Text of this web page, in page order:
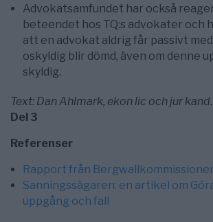
Advokatsamfundet har också
beteendet hos TQ:s advokater och
att en advokat aldrig får passivt
oskyldig blir dömd, även om denne
skyldig.
Text: Dan Ahlmark, ekon lic och jur
Del 3
Referenser
Rapport från
Sanningssägaren: en artikel om
uppgång och fall